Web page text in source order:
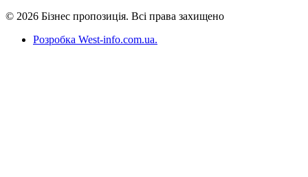
© 2026 Бізнес пропозиція. Всі права захищено
Розробка West-info.com.ua.